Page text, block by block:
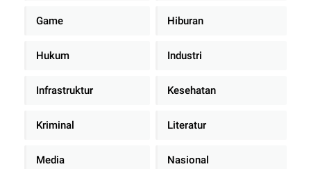
Game Hiburan
Hukum Industri
Infrastruktur Kesehatan
Kriminal Literatur
Media Nasional